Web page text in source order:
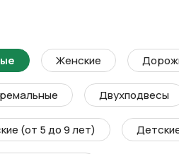
Женские
Двухподвесы
(от 5 до 9 лет)